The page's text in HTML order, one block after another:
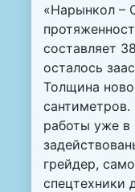
«Нарынкол –
составляет
осталось
Толщина
сантиметров.
работы уже в
грейдер,
спецтехники